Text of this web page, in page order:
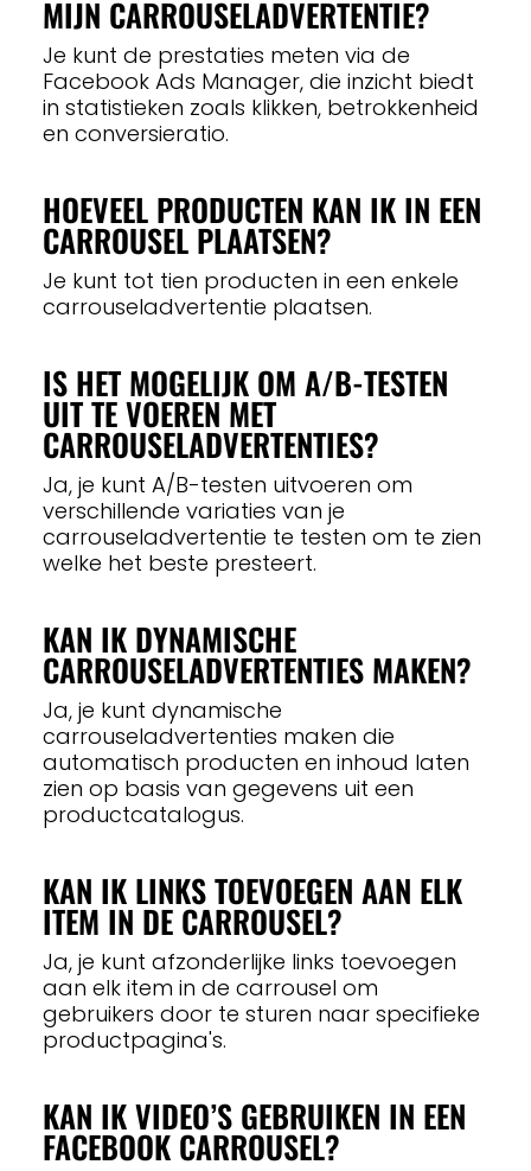
MIJN CARROUSELADVERTENTIE?
Je kunt de prestaties meten via de
Facebook Ads Manager, die inzicht biedt
in statistieken zoals klikken, betrokkenheid
en conversieratio.
HOEVEEL PRODUCTEN KAN IK IN EEN
CARROUSEL PLAATSEN?
Je kunt tot tien producten in een enkele
carrouseladvertentie plaatsen.
IS HET MOGELIJK OM A/B-TESTEN
UIT TE VOEREN MET
CARROUSELADVERTENTIES?
Ja, je kunt A/B-testen uitvoeren om
verschillende variaties van je
carrouseladvertentie te testen om te zien
welke het beste presteert.
KAN IK DYNAMISCHE
CARROUSELADVERTENTIES MAKEN?
Ja, je kunt dynamische
carrouseladvertenties maken die
automatisch producten en inhoud laten
zien op basis van gegevens uit een
productcatalogus.
KAN IK LINKS TOEVOEGEN AAN ELK
ITEM IN DE CARROUSEL?
Ja, je kunt afzonderlijke links toevoegen
aan elk item in de carrousel om
gebruikers door te sturen naar specifieke
productpagina's.
KAN IK VIDEO’S GEBRUIKEN IN EEN
FACEBOOK CARROUSEL?